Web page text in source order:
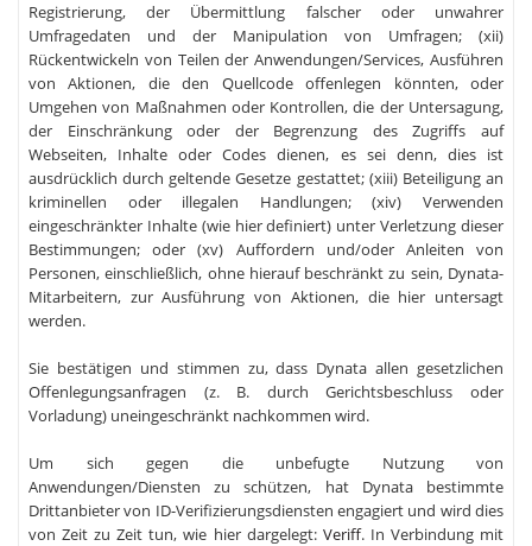
Registrierung, der Übermittlung falscher oder unwahrer
Umfragedaten und der Manipulation von Umfragen; (xii)
Rückentwickeln von Teilen der Anwendungen/Services, Ausführen
von Aktionen, die den Quellcode offenlegen könnten, oder
Umgehen von Maßnahmen oder Kontrollen, die der Untersagung,
der Einschränkung oder der Begrenzung des Zugriffs auf
Webseiten, Inhalte oder Codes dienen, es sei denn, dies ist
ausdrücklich durch geltende Gesetze gestattet; (xiii) Beteiligung an
kriminellen oder illegalen Handlungen; (xiv) Verwenden
eingeschränkter Inhalte (wie hier definiert) unter Verletzung dieser
Bestimmungen; oder (xv) Auffordern und/oder Anleiten von
Personen, einschließlich, ohne hierauf beschränkt zu sein, Dynata-
Mitarbeitern, zur Ausführung von Aktionen, die hier untersagt
werden.
Sie bestätigen und stimmen zu, dass Dynata allen gesetzlichen
Offenlegungsanfragen (z. B. durch Gerichtsbeschluss oder
Vorladung) uneingeschränkt nachkommen wird.
Um sich gegen die unbefugte Nutzung von
Anwendungen/Diensten zu schützen, hat Dynata bestimmte
Drittanbieter von ID-Verifizierungsdiensten engagiert und wird dies
von Zeit zu Zeit tun, wie hier dargelegt: Veriff. In Verbindung mit